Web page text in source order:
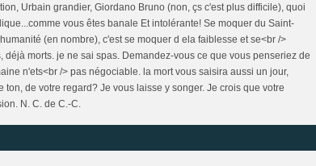
Urbain grandier, Giordano Bruno (non, çs c'est plus difficile), quoi
vous êtes banale Et intolérante! Se moquer du Saint-
(en nombre), c'est se moquer d ela faiblesse et se<br />
morts. je ne sai spas. Demandez-vous ce que vous penseriez de
n'ets<br /> pas négociable. la mort vous saisira aussi un jour,
de votre regard? Je vous laisse y songer. Je crois que votre
N. C. de C.-C.